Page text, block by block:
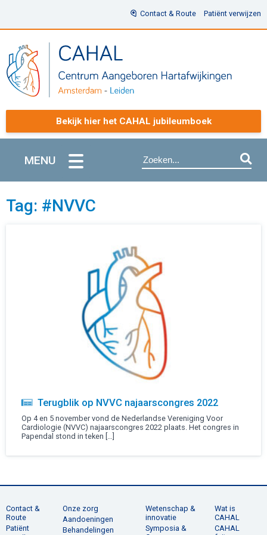
Contact & Route Patiënt verwijzen
Bekijk hier het CAHAL jubileumboek
MENU
Tag: #NVVC
Terugblik op NVVC najaarscongres 2022
Op 4 en 5 november vond de Nederlandse Vereniging Voor
Cardiologie (NVVC) najaarscongres 2022 plaats. Het congres in
Papendal stond in teken […]
Contact &
Route
Patiënt
Onze zorg
Aandoeningen
Behandelingen
Wetenschap &
innovatie
Symposia &
Wat is
CAHAL
CAHAL